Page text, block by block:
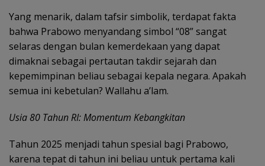
Yang menarik, dalam tafsir simbolik, terdapat fakta
bahwa Prabowo menyandang simbol “08” sangat
selaras dengan bulan kemerdekaan yang dapat
dimaknai sebagai pertautan takdir sejarah dan
kepemimpinan beliau sebagai kepala negara. Apakah
semua ini kebetulan? Wallahu a’lam.
Usia 80 Tahun RI: Momentum Kebangkitan
Tahun 2025 menjadi tahun spesial bagi Prabowo,
karena tepat di tahun ini beliau untuk pertama kali